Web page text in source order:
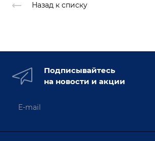
Назад к списку
Подписывайтесь
на новости и акции